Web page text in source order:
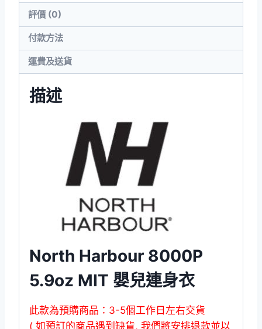
數
評價 (0)
付款方法
運費及送貨
描述
North Harbour 8000P
5.9oz MIT 嬰兒連身衣
此款為預購商品：3-5個工作日左右交貨
( 如預訂的商品遇到缺貨, 我們將安排退款並以